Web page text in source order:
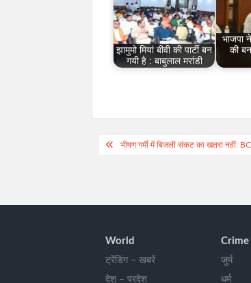
झामुमो मियां बीवी की पार्टी बन
गयी है : बाबुलाल मरांडी
भाजपा
की
Postभीषण गर्मी में बिजली संकट का खतरा नहीं:
World
ट्रेंडिंग – खबरें
देश – प्रदेश
Crime
जुर्म
धर्म